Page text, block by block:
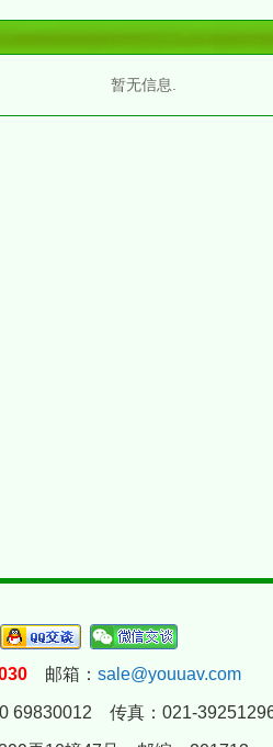
暂无信息.
邮箱： sale@youuav.com
69830012 传真：021-